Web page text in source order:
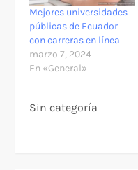
hasta un 175% de
deducción del Impuesto
a la Renta para las…
Mejores universidades
públicas de Ecuador
con carreras en línea
marzo 7, 2024
En «General»
Sin categoría